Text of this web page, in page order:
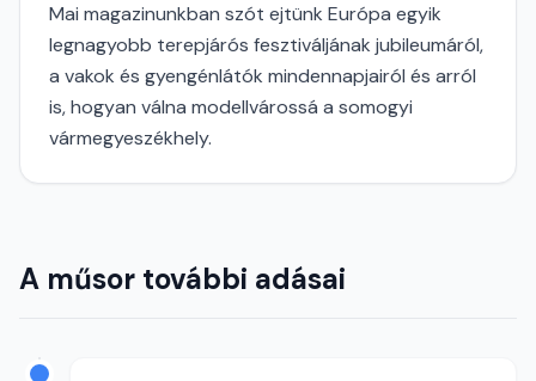
Mai magazinunkban szót ejtünk Európa egyik
legnagyobb terepjárós fesztiváljának jubileumáról,
a vakok és gyengénlátók mindennapjairól és arról
is, hogyan válna modellvárossá a somogyi
vármegyeszékhely.
A műsor további adásai